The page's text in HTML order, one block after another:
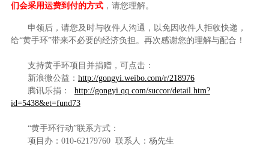
们会采用运费到付的方式，请您理解。
申领后，请您及时与收件人沟通，以免因收件人拒收快递，
给“黄手环”带来不必要的经济负担。再次感谢您的理解与配合！
支持黄手环项目并捐赠，可点击：
新浪微公益： http://gongyi.weibo.com/r/218976
腾讯乐捐：
http://gongyi.qq.com/succor/detail.htm?
id=5438&et=fund73
“黄手环行动”联系方式：
项目办： 010-62179760 联系人：杨先生